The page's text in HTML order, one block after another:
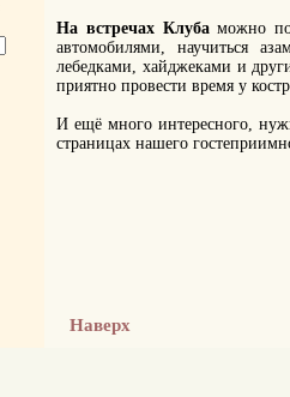
На встречах Клубаможно
автомобилями, научиться
лебедками, хайджеками и
приятно провести время у
И ещё много интересного,
страницах нашего
Наверх